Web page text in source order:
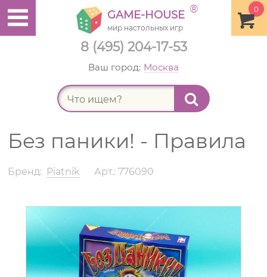
8 (495) 204-17-53
0
GAME-HOUSE ®
мир настольных игр
Ваш город: Москва
Без паники! - Правила
Бренд: Piatnik Арт.: 776090